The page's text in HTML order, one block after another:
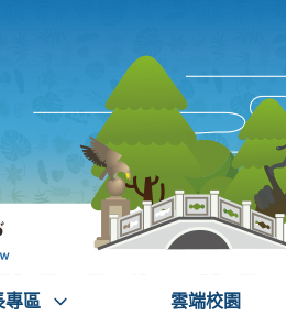
專區 雲端校園